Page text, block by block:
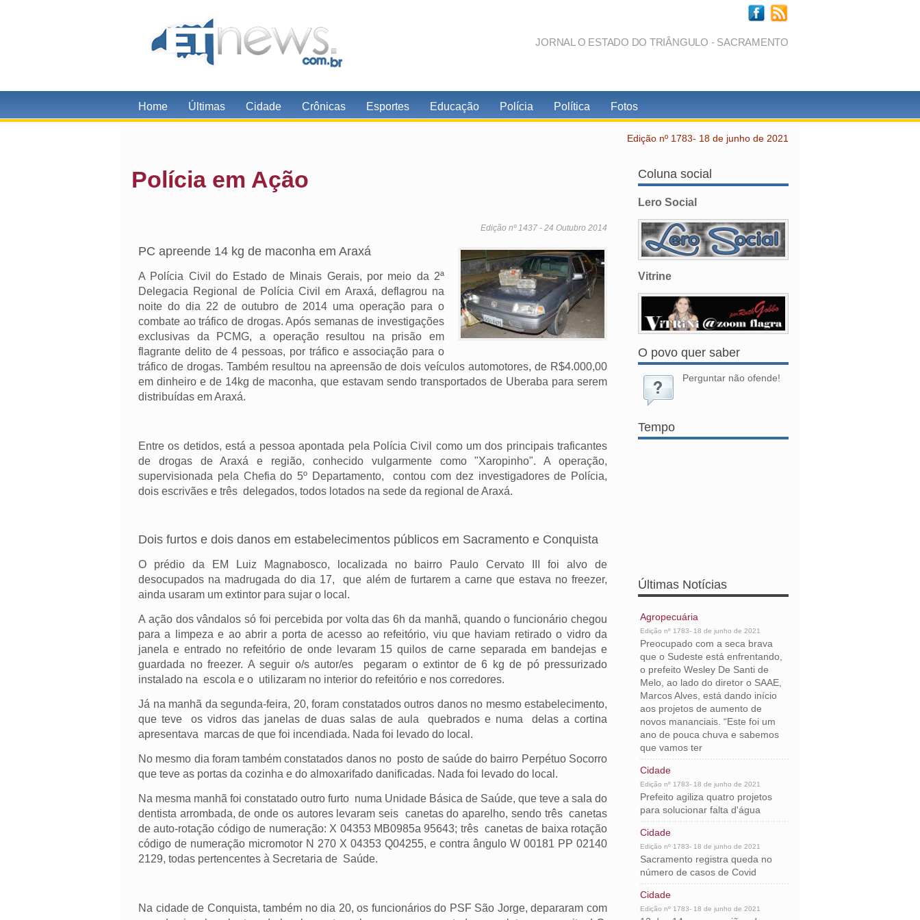
JORNAL O ESTADO DO TRIÂNGULO - SACRAMENTO
Home Últimas Cidade Crônicas Esportes Educação Polícia Política Fotos
Edição nº 1783- 18 de junho de 2021
Polícia em Ação
Edição nº 1437 - 24 Outubro 2014
PC apreende 14 kg de maconha em Araxá
A Polícia Civil do Estado de Minais Gerais, por meio da 2ª
Delegacia Regional de Polícia Civil em Araxá, deflagrou na
noite do dia 22 de outubro de 2014 uma operação para o
combate ao tráfico de drogas. Após semanas de investigações
exclusivas da PCMG, a operação resultou na prisão em
flagrante delito de 4 pessoas, por tráfico e associação para o
tráfico de drogas. Também resultou na apreensão de dois veículos automotores, de R$4.000,00
em dinheiro e de 14kg de maconha, que estavam sendo transportados de Uberaba para serem
distribuídas em Araxá.
Entre os detidos, está a pessoa apontada pela Polícia Civil como um dos principais traficantes
de drogas de Araxá e região, conhecido vulgarmente como "Xaropinho". A operação,
supervisionada pela Chefia do 5º Departamento, contou com dez investigadores de Polícia,
dois escrivães e três delegados, todos lotados na sede da regional de Araxá.
Dois furtos e dois danos em estabelecimentos públicos em Sacramento e Conquista
O prédio da EM Luiz Magnabosco, localizada no bairro Paulo Cervato III foi alvo de
desocupados na madrugada do dia 17, que além de furtarem a carne que estava no freezer,
ainda usaram um extintor para sujar o local.
A ação dos vândalos só foi percebida por volta das 6h da manhã, quando o funcionário chegou
para a limpeza e ao abrir a porta de acesso ao refeitório, viu que haviam retirado o vidro da
janela e entrado no refeitório de onde levaram 15 quilos de carne separada em bandejas e
guardada no freezer. A seguir o/s autor/es pegaram o extintor de 6 kg de pó pressurizado
instalado na escola e o utilizaram no interior do refeitório e nos corredores.
Já na manhã da segunda-feira, 20, foram constatados outros danos no mesmo estabelecimento,
que teve os vidros das janelas de duas salas de aula quebrados e numa delas a cortina
apresentava marcas de que foi incendiada. Nada foi levado do local.
No mesmo dia foram também constatados danos no posto de saúde do bairro Perpétuo Socorro
que teve as portas da cozinha e do almoxarifado danificadas. Nada foi levado do local.
Na mesma manhã foi constatado outro furto numa Unidade Básica de Saúde, que teve a sala do
dentista arrombada, de onde os autores levaram seis canetas do aparelho, sendo três canetas
de auto-rotação código de numeração: X 04353 MB0985a 95643; três canetas de baixa rotação
código de numeração micromotor N 270 X 04353 Q04255, e contra ângulo W 00181 PP 02140
2129, todas pertencentes à Secretaria de Saúde.
Na cidade de Conquista, também no dia 20, os funcionários do PSF São Jorge, depararam com
Coluna social
Lero Social
Vitrine
O povo quer saber
Perguntar não ofende!
Tempo
Últimas Notícias
Agropecuária
Edição nº 1783- 18 de junho de 2021
Preocupado com a seca brava
que o Sudeste está enfrentando,
o prefeito Wesley De Santi de
Melo, ao lado do diretor o SAAE,
Marcos Alves, está dando início
aos projetos de aumento de
novos mananciais. “Este foi um
ano de pouca chuva e sabemos
que vamos ter
Cidade
Edição nº 1783- 18 de junho de 2021
Prefeito agiliza quatro projetos
para solucionar falta d'água
Cidade
Edição nº 1783- 18 de junho de 2021
Sacramento registra queda no
número de casos de Covid
Cidade
Edição nº 1783- 18 de junho de 2021